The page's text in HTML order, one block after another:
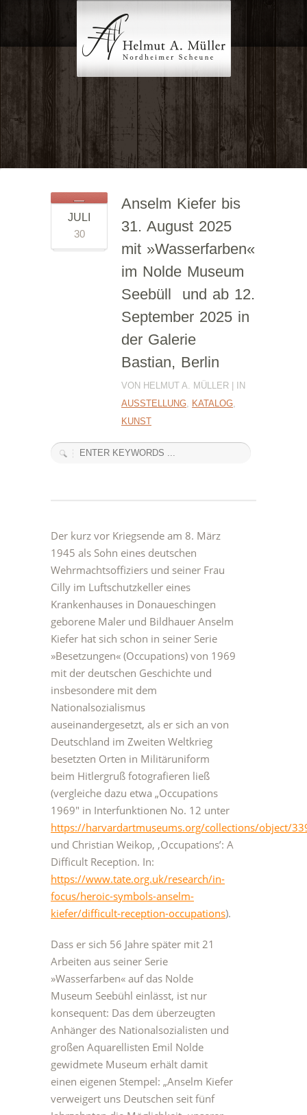
JULI
30
Anselm Kiefer bis
31. August 2025
mit »Wasserfarben«
im Nolde Museum
Seebüll und ab 12.
September 2025 in
der Galerie
Bastian, Berlin
VON HELMUT A. MÜLLER | IN
AUSSTELLUNG, KATALOG,
KUNST
Der kurz vor Kriegsende am 8. März
1945 als Sohn eines deutschen
Wehrmachtsoffiziers und seiner Frau
Cilly im Luftschutzkeller eines
Krankenhauses in Donaueschingen
geborene Maler und Bildhauer Anselm
Kiefer hat sich schon in seiner Serie
»Besetzungen« (Occupations) von 1969
mit der deutschen Geschichte und
insbesondere mit dem
Nationalsozialismus
auseinandergesetzt, als er sich an von
Deutschland im Zweiten Weltkrieg
besetzten Orten in Militäruniform
beim Hitlergruß fotografieren ließ
(vergleiche dazu etwa „Occupations
1969″ in Interfunktionen No. 12 unter
https://harvardartmuseums.org/collections/object/
und Christian Weikop, ‚Occupations’: A
Difficult Reception. In:
https://www.tate.org.uk/research/in-
focus/heroic-symbols-anselm-
kiefer/difficult-reception-occupations).
Dass er sich 56 Jahre später mit 21
Arbeiten aus seiner Serie
»Wasserfarben« auf das Nolde
Museum Seebühl einlässt, ist nur
konsequent: Das dem überzeugten
Anhänger des Nationalsozialisten und
großen Aquarellisten Emil Nolde
gewidmete Museum erhält damit
einen eigenen Stempel: „Anselm Kiefer
verweigert uns Deutschen seit fünf